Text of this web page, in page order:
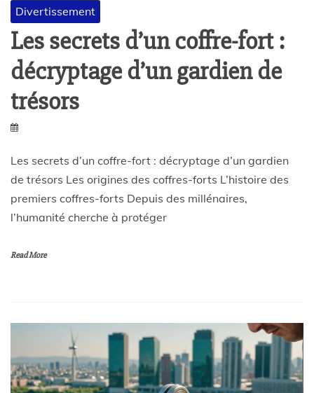
Divertissement
Les secrets d’un coffre-fort :
décryptage d’un gardien de
trésors
Les secrets d’un coffre-fort : décryptage d’un gardien
de trésors Les origines des coffres-forts L’histoire des
premiers coffres-forts Depuis des millénaires,
l’humanité cherche à protéger
Read More